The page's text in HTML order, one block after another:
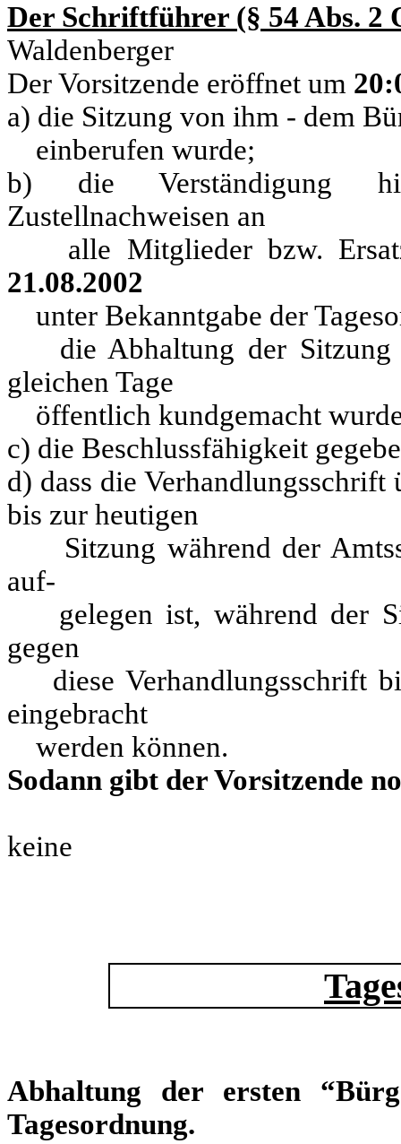
Der Schriftführer (§ 54 Abs. 2
Waldenberger
Der Vorsitzende eröffnet um
a) die Sitzung von ihm - dem
einberufen wurde;
b) die Verständigung
Zustellnachweisen an
alle Mitglieder bzw.
21.08.2002
unter Bekanntgabe der
die Abhaltung der Sitzung
gleichen Tage
öffentlich kundgemacht
c) die Beschlussfähigkeit
d) dass die
bis zur heutigen
Sitzung während der
auf-
gelegen ist, während der
gegen
diese Verhandlungsschrift
eingebracht
werden können.
Sodann gibt der Vorsitzende
keine
Abhaltung der ersten
Tagesordnung.